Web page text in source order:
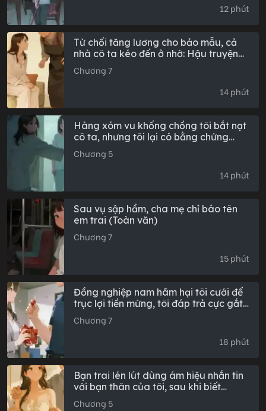
12 phút
Từ chối tăng lương cho bảo mẫu, cả
nhà cô ta kéo đến ở nhờ: Hậu truyện
đầy đủ
Chương 7
14 phút
Hàng xóm vu khống chồng tôi bắt nạt
cô ta, nhưng tôi lại có bằng chứng
(Toàn văn)
Chương 5
14 phút
Sau vụ sập hầm, cha mẹ chỉ báo tên
em trai (Toàn văn)
Chương 7
15 phút
Đồng nghiệp nam hãm hại tôi cưới để
trục lợi tiền mừng, tôi đáp trả cực gắt
(Phần hậu truyện đầy đủ)
Chương 7
18 phút
Bạn trai lén lút dùng ám hiệu nhắn tin
với bạn thân của tôi, sau khi biết
chuyện, tôi quyết định buông tay
Chương 5